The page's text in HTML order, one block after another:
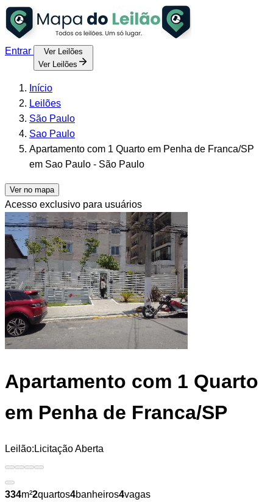
Entrar
Ver Leilões
Ver Leilões
Início
Leilões
São Paulo
Sao Paulo
Apartamento com 1 Quarto em Penha de Franca/SP
em Sao Paulo - São Paulo
Ver no mapa
Acesso exclusivo para usuários
Apartamento com 1 Quarto
em Penha de Franca/SP
Leilão: Licitação Aberta
334m²2quartos4banheiros4vagas